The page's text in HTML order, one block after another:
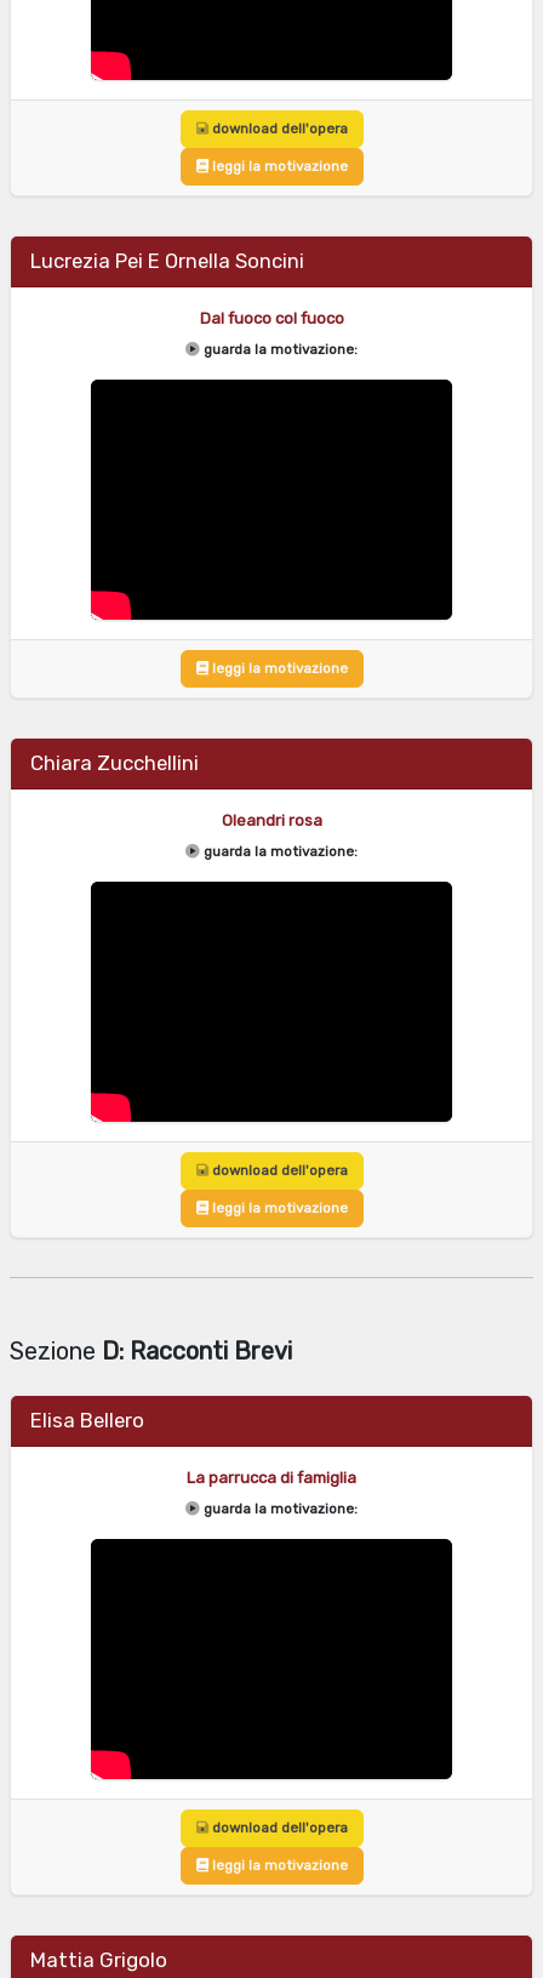
download dell'opera
leggi la motivazione
Lucrezia Pei E Ornella Soncini
Dal fuoco col fuoco
guarda la motivazione:
leggi la motivazione
Chiara Zucchellini
Oleandri rosa
guarda la motivazione:
download dell'opera
leggi la motivazione
Sezione D: Racconti Brevi
Elisa Bellero
La parrucca di famiglia
guarda la motivazione:
download dell'opera
leggi la motivazione
Mattia Grigolo